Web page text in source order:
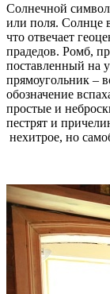
Солнечной
или поля. Солнце
что отвечает
прадедов. Ромб,
поставленный на
прямоугольник –
обозначение
простые и
пестрят и
нехитрое, но